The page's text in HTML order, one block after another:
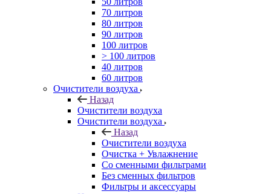
70 литров
80 литров
90 литров
100 литров
> 100 литров
40 литров
60 литров
Очистители воздуха
Назад
Очистители воздуха
Очистители воздуха
Назад
Очистители воздуха
Очистка + Увлажнение
Cо сменными фильтрами
Без сменных фильтров
Фильтры и аксессуары